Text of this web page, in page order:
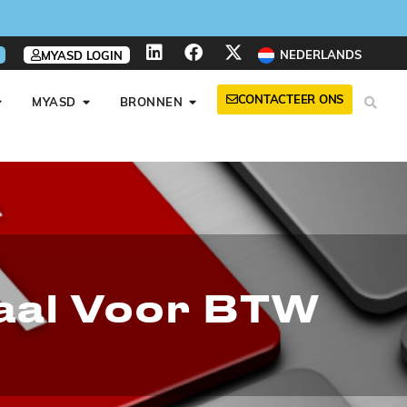
MYASD LOGIN NEDERLANDS
MYASD BRONNEN CONTACTEER ONS
Voor BTW